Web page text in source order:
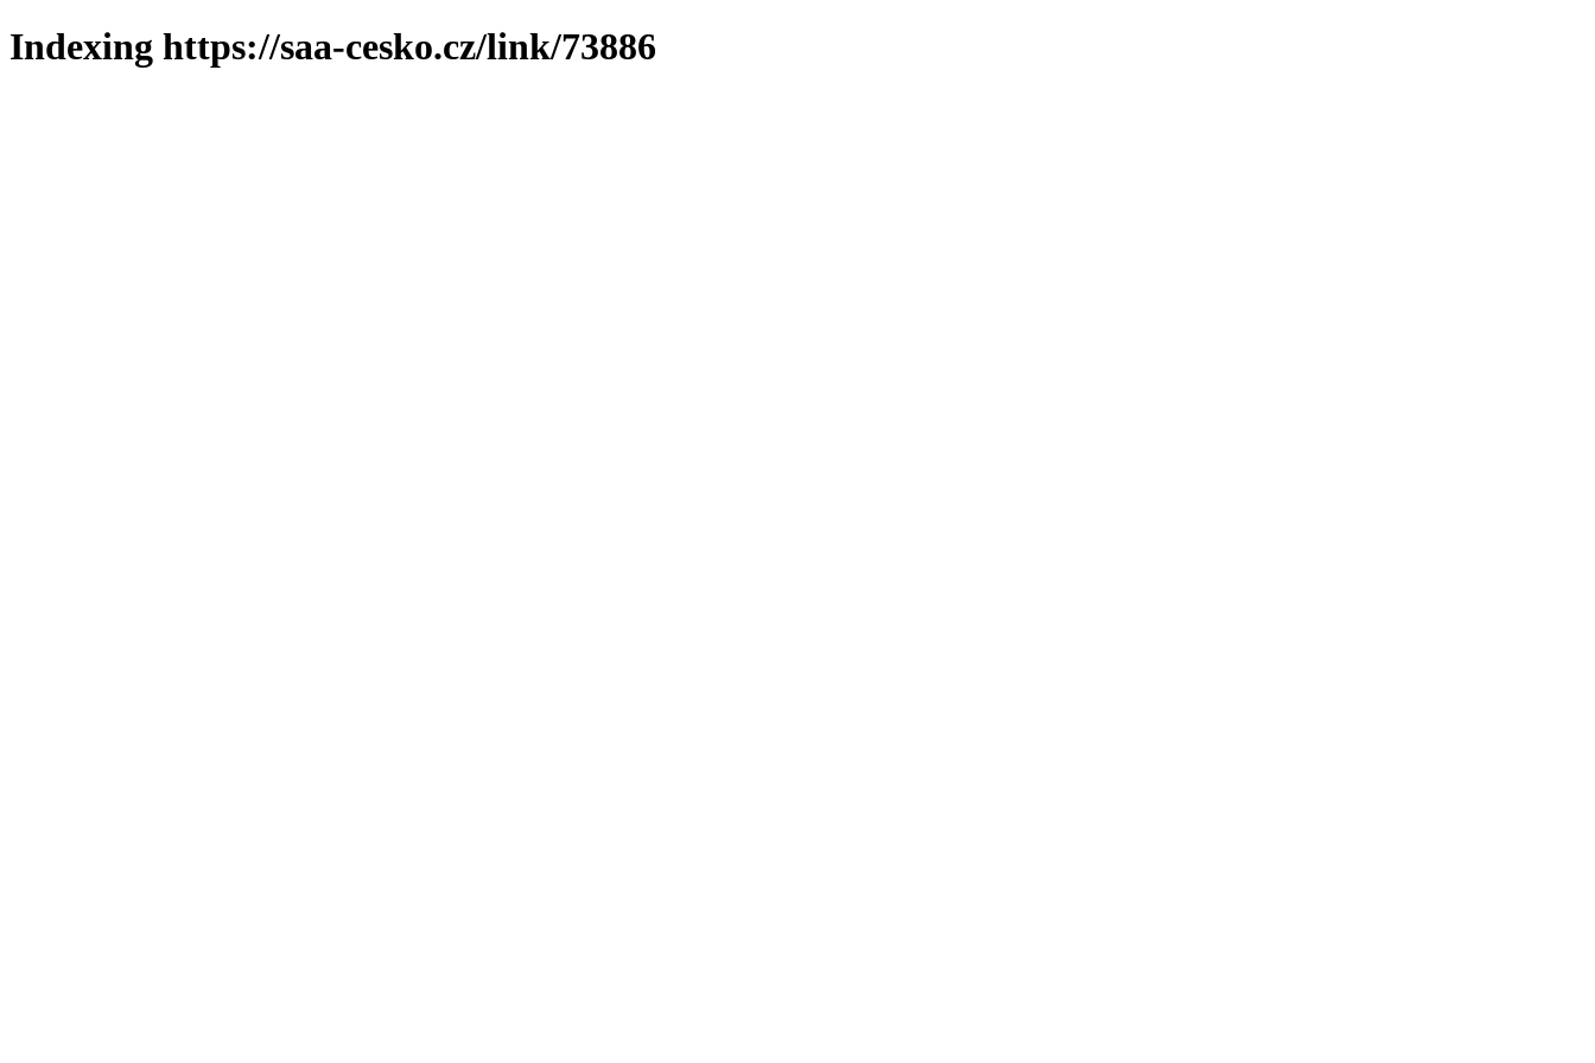
Indexing https://saa-cesko.cz/link/73886